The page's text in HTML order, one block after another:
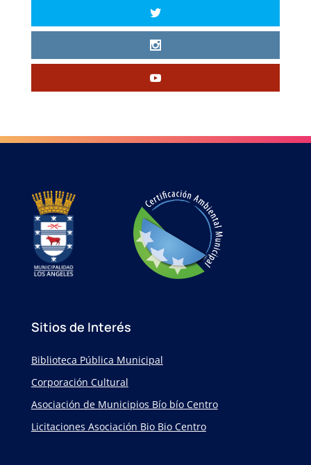
Sitios de Interés
Biblioteca Pública Municipal
Corporación Cultural
Asociación de Municipios Bío bío Centro
Licitaciones Asociación Bio Bio Centro